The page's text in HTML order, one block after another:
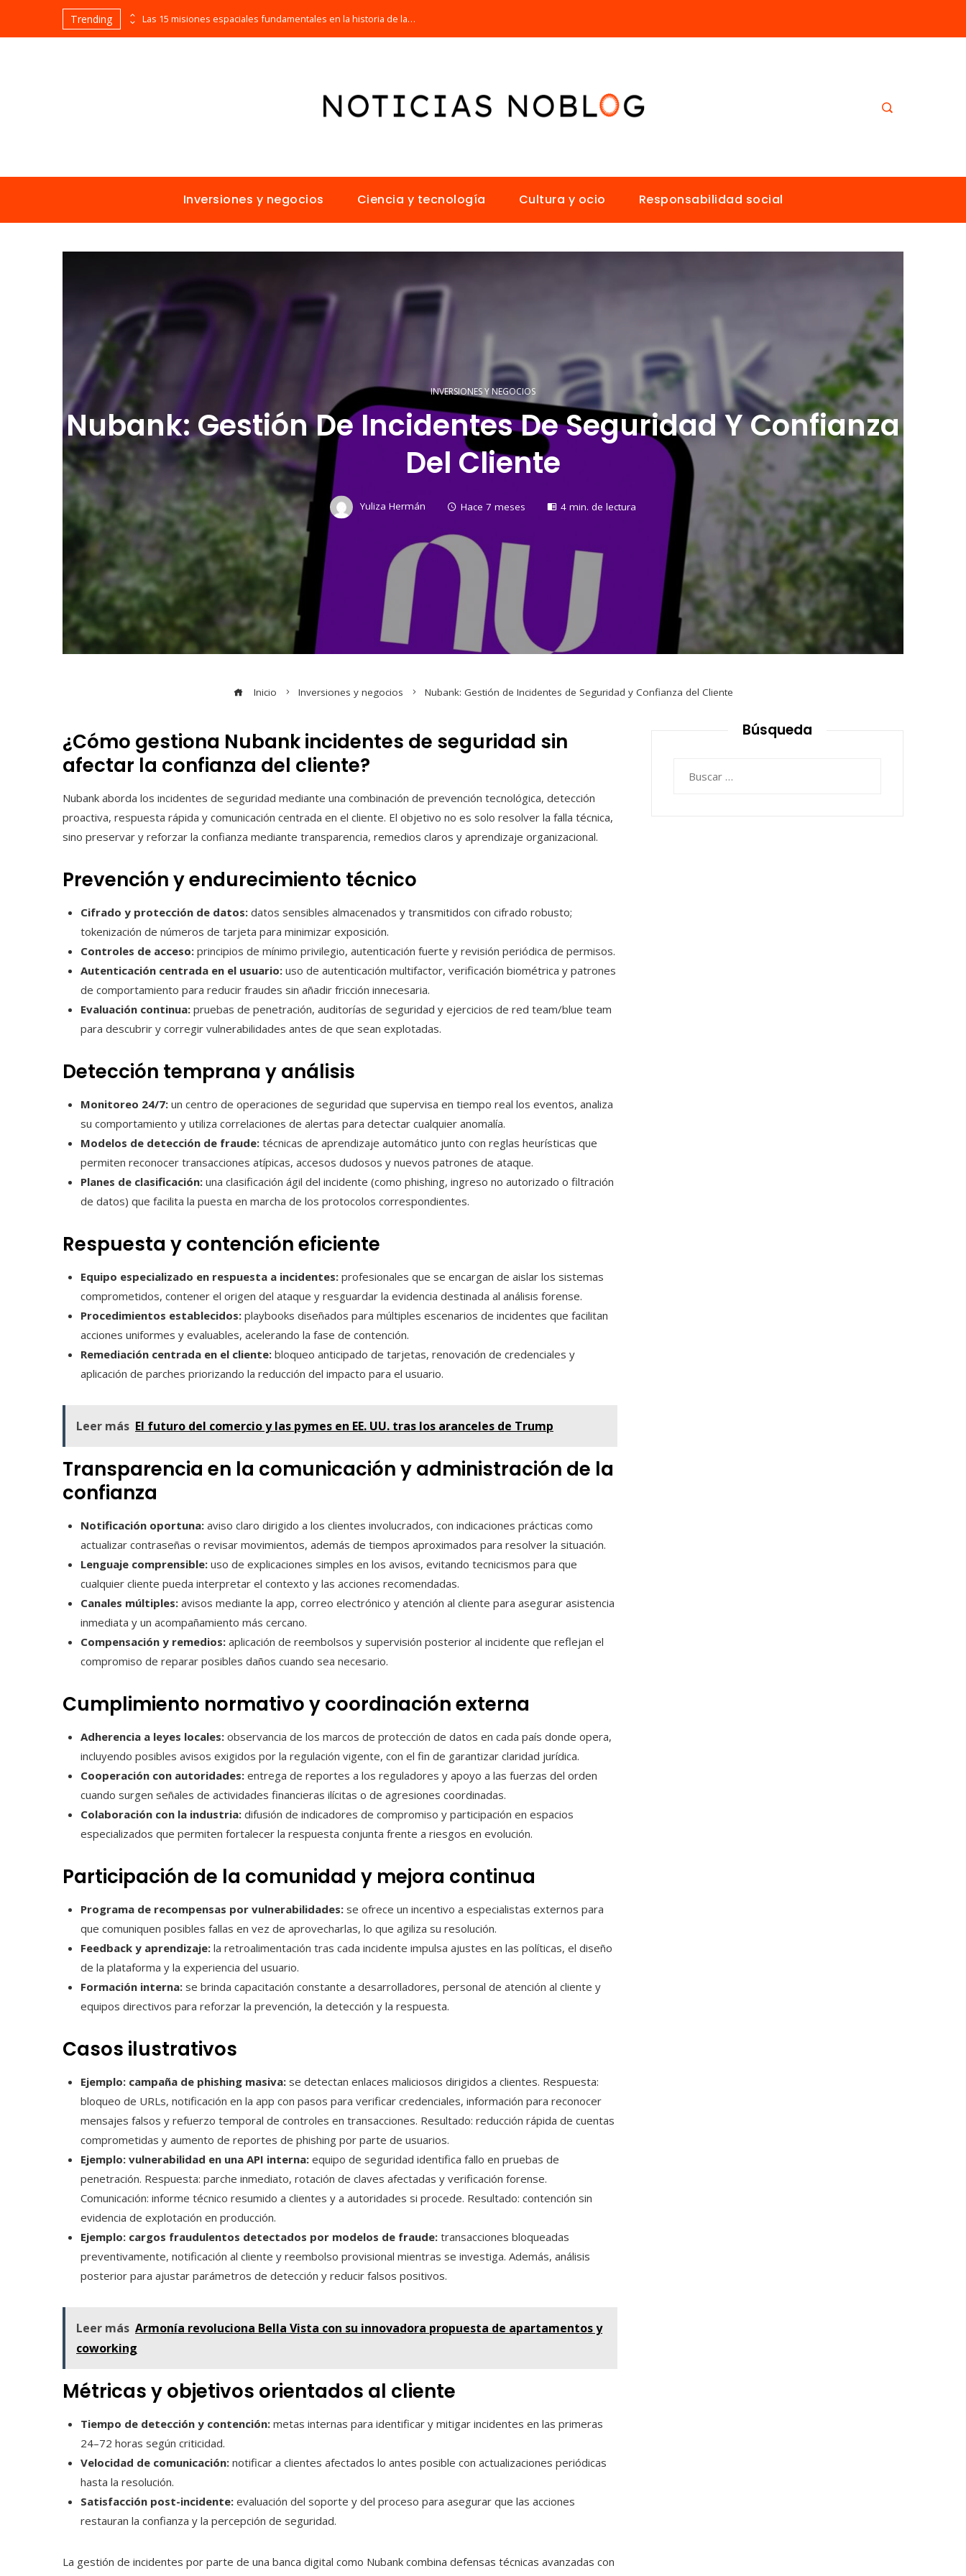
Trending Evolución cronológica de los teatros en funcionamiento más antiguos Las 15 misiones espaciales fundamentales en la historia de la humanidad
Inversiones y negocios Ciencia y tecnología Cultura y ocio Responsabilidad social
INVERSIONES Y NEGOCIOS
Nubank: Gestión De Incidentes De Seguridad Y Confianza
Del Cliente
Yuliza Hermán Hace 7 meses 4 min. de lectura
Inicio Inversiones y negocios Nubank: Gestión de Incidentes de Seguridad y Confianza del Cliente
¿Cómo gestiona Nubank incidentes de seguridad sin
afectar la confianza del cliente?
Nubank aborda los incidentes de seguridad mediante una combinación de prevención tecnológica, detección
proactiva, respuesta rápida y comunicación centrada en el cliente. El objetivo no es solo resolver la falla técnica,
sino preservar y reforzar la confianza mediante transparencia, remedios claros y aprendizaje organizacional.
Prevención y endurecimiento técnico
Cifrado y protección de datos: datos sensibles almacenados y transmitidos con cifrado robusto;
tokenización de números de tarjeta para minimizar exposición.
Controles de acceso: principios de mínimo privilegio, autenticación fuerte y revisión periódica de permisos.
Autenticación centrada en el usuario: uso de autenticación multifactor, verificación biométrica y patrones
de comportamiento para reducir fraudes sin añadir fricción innecesaria.
Evaluación continua: pruebas de penetración, auditorías de seguridad y ejercicios de red team/blue team
para descubrir y corregir vulnerabilidades antes de que sean explotadas.
Detección temprana y análisis
Monitoreo 24/7: un centro de operaciones de seguridad que supervisa en tiempo real los eventos, analiza
su comportamiento y utiliza correlaciones de alertas para detectar cualquier anomalía.
Modelos de detección de fraude: técnicas de aprendizaje automático junto con reglas heurísticas que
permiten reconocer transacciones atípicas, accesos dudosos y nuevos patrones de ataque.
Planes de clasificación: una clasificación ágil del incidente (como phishing, ingreso no autorizado o filtración
de datos) que facilita la puesta en marcha de los protocolos correspondientes.
Respuesta y contención eficiente
Equipo especializado en respuesta a incidentes: profesionales que se encargan de aislar los sistemas
comprometidos, contener el origen del ataque y resguardar la evidencia destinada al análisis forense.
Procedimientos establecidos: playbooks diseñados para múltiples escenarios de incidentes que facilitan
acciones uniformes y evaluables, acelerando la fase de contención.
Remediación centrada en el cliente: bloqueo anticipado de tarjetas, renovación de credenciales y
aplicación de parches priorizando la reducción del impacto para el usuario.
Leer más El futuro del comercio y las pymes en EE. UU. tras los aranceles de Trump
Transparencia en la comunicación y administración de la
confianza
Notificación oportuna: aviso claro dirigido a los clientes involucrados, con indicaciones prácticas como
actualizar contraseñas o revisar movimientos, además de tiempos aproximados para resolver la situación.
Lenguaje comprensible: uso de explicaciones simples en los avisos, evitando tecnicismos para que
cualquier cliente pueda interpretar el contexto y las acciones recomendadas.
Canales múltiples: avisos mediante la app, correo electrónico y atención al cliente para asegurar asistencia
inmediata y un acompañamiento más cercano.
Compensación y remedios: aplicación de reembolsos y supervisión posterior al incidente que reflejan el
compromiso de reparar posibles daños cuando sea necesario.
Cumplimiento normativo y coordinación externa
Adherencia a leyes locales: observancia de los marcos de protección de datos en cada país donde opera,
incluyendo posibles avisos exigidos por la regulación vigente, con el fin de garantizar claridad jurídica.
Cooperación con autoridades: entrega de reportes a los reguladores y apoyo a las fuerzas del orden
cuando surgen señales de actividades financieras ilícitas o de agresiones coordinadas.
Colaboración con la industria: difusión de indicadores de compromiso y participación en espacios
especializados que permiten fortalecer la respuesta conjunta frente a riesgos en evolución.
Participación de la comunidad y mejora continua
Programa de recompensas por vulnerabilidades: se ofrece un incentivo a especialistas externos para
que comuniquen posibles fallas en vez de aprovecharlas, lo que agiliza su resolución.
Feedback y aprendizaje: la retroalimentación tras cada incidente impulsa ajustes en las políticas, el diseño
de la plataforma y la experiencia del usuario.
Formación interna: se brinda capacitación constante a desarrolladores, personal de atención al cliente y
equipos directivos para reforzar la prevención, la detección y la respuesta.
Casos ilustrativos
Ejemplo: campaña de phishing masiva: se detectan enlaces maliciosos dirigidos a clientes. Respuesta:
bloqueo de URLs, notificación en la app con pasos para verificar credenciales, información para reconocer
mensajes falsos y refuerzo temporal de controles en transacciones. Resultado: reducción rápida de cuentas
comprometidas y aumento de reportes de phishing por parte de usuarios.
Ejemplo: vulnerabilidad en una API interna: equipo de seguridad identifica fallo en pruebas de
penetración. Respuesta: parche inmediato, rotación de claves afectadas y verificación forense.
Comunicación: informe técnico resumido a clientes y a autoridades si procede. Resultado: contención sin
evidencia de explotación en producción.
Ejemplo: cargos fraudulentos detectados por modelos de fraude: transacciones bloqueadas
preventivamente, notificación al cliente y reembolso provisional mientras se investiga. Además, análisis
posterior para ajustar parámetros de detección y reducir falsos positivos.
Leer más Armonía revoluciona Bella Vista con su innovadora propuesta de apartamentos y
coworking
Métricas y objetivos orientados al cliente
Tiempo de detección y contención: metas internas para identificar y mitigar incidentes en las primeras
24–72 horas según criticidad.
Velocidad de comunicación: notificar a clientes afectados lo antes posible con actualizaciones periódicas
hasta la resolución.
Satisfacción post-incidente: evaluación del soporte y del proceso para asegurar que las acciones
restauran la confianza y la percepción de seguridad.
La gestión de incidentes por parte de una banca digital como Nubank combina defensas técnicas avanzadas con
Búsqueda